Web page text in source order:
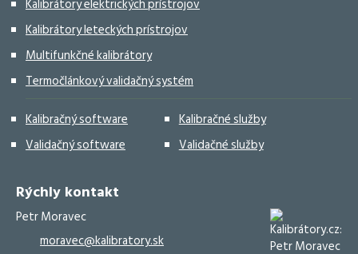
Kalibrátory elektrických prístrojov
Kalibrátory leteckých prístrojov
Multifunkčné kalibrátory
Termočlánkový validačný systém
Kalibračný software
Kalibračné služby
Validačný software
Validačné služby
Rýchly kontakt
Petr Moravec
moravec@kalibratory.sk